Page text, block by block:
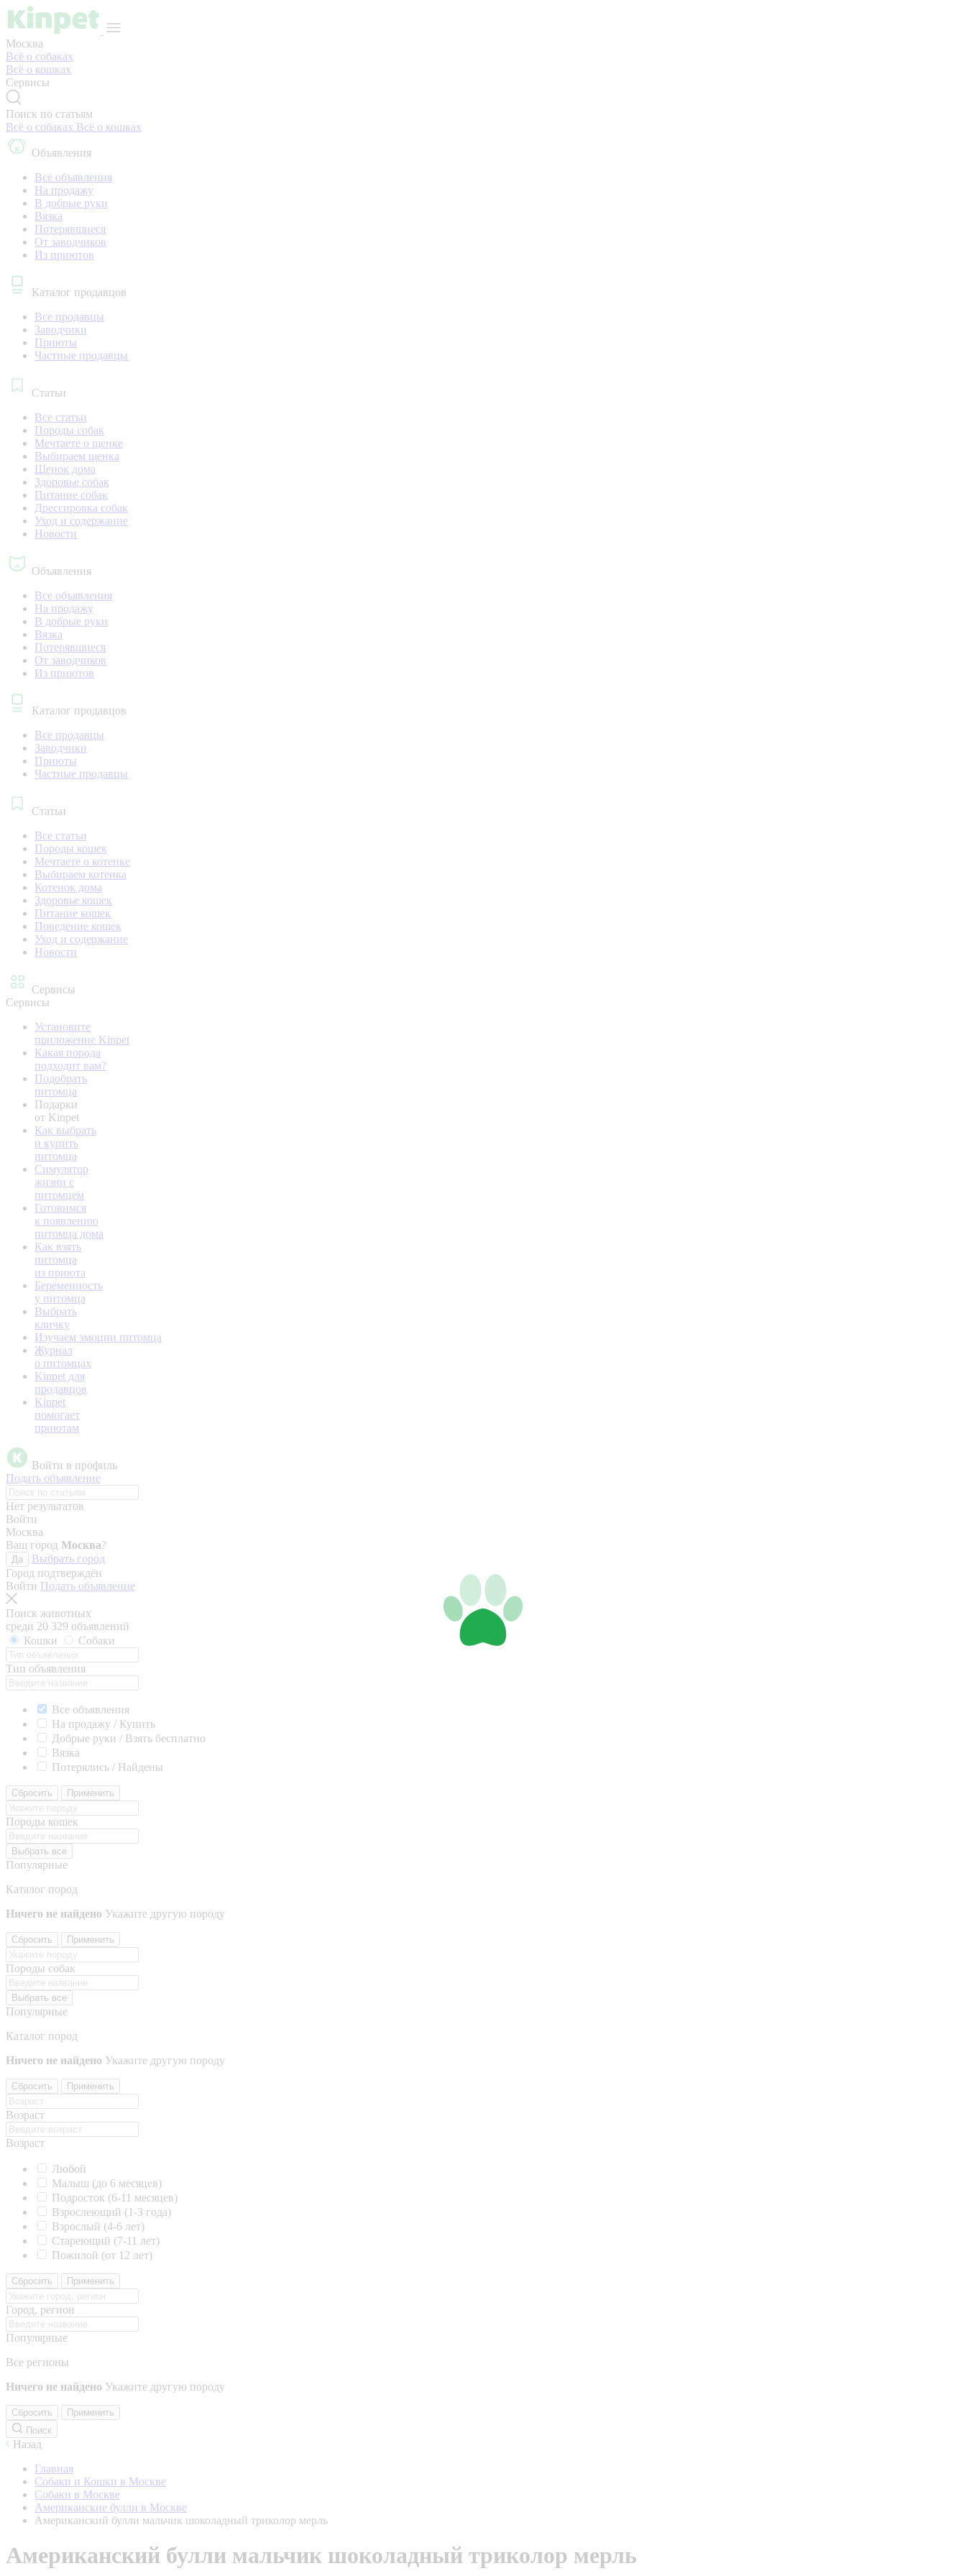
Москва
Всё о собаках
Всё о кошках
Сервисы
Поиск по статьям
Всё о собаках Всё о кошках
Объявления
Все объявления
На продажу
В добрые руки
Вязка
Потерявшиеся
От заводчиков
Из приютов
Каталог продавцов
Все продавцы
Заводчики
Приюты
Частные продавцы
Статьи
Все статьи
Породы собак
Мечтаете о щенке
Выбираем щенка
Щенок дома
Здоровье собак
Питание собак
Дрессировка собак
Уход и содержание
Новости
Объявления
Все объявления
На продажу
В добрые руки
Вязка
Потерявшиеся
От заводчиков
Из приютов
Каталог продавцов
Все продавцы
Заводчики
Приюты
Частные продавцы
Статьи
Все статьи
Породы кошек
Мечтаете о котенке
Выбираем котенка
Котенок дома
Здоровье кошек
Питание кошек
Поведение кошек
Уход и содержание
Новости
Сервисы
Сервисы
Установите
приложение Kinpet
Какая порода
подходит вам?
Подобрать
питомца
Подарки
от Kinpet
Как выбрать
и купить
питомца
Симулятор
жизни с
питомцем
Готовимся
к появлению
питомца дома
Как взять
питомца
из приюта
Беременность
у питомца
Выбрать
кличку
Изучаем эмоции питомца
Журнал
о питомцах
Kinpet для
продавцов
Kinpet
помогает
приютам
Войти в профиль
Подать объявление
Нет результатов
Войти
Москва
Ваш город Москва?
Да
Выбрать город
Город подтверждён
Войти Подать объявление
Поиск животных
среди 20 329 объявлений
Кошки
Собаки
Тип объявления
Все объявления
На продажу / Купить
Добрые руки / Взять бесплатно
Вязка
Потерялись / Найдены
Сбросить Применить
Породы кошек
Выбрать все
Популярные
Каталог пород
Ничего не найдено Укажите другую породу
Сбросить Применить
Породы собак
Выбрать все
Популярные
Каталог пород
Ничего не найдено Укажите другую породу
Сбросить Применить
Возраст
Возраст
Любой
Малыш (до 6 месяцев)
Подросток (6-11 месяцев)
Взрослеющий (1-3 года)
Взрослый (4-6 лет)
Стареющий (7-11 лет)
Пожилой (от 12 лет)
Сбросить Применить
Город, регион
Популярные
Все регионы
Ничего не найдено Укажите другую породу
Сбросить
Применить
Поиск
Назад
Главная
Собаки и Кошки в Москве
Собаки в Москве
Американские булли в Москве
Американский булли мальчик шоколадный триколор мерль
Американский булли мальчик шоколадный триколор мерль